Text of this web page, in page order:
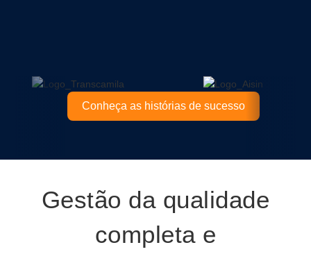
Conheça as histórias de sucesso
Gestão da qualidade
completa e